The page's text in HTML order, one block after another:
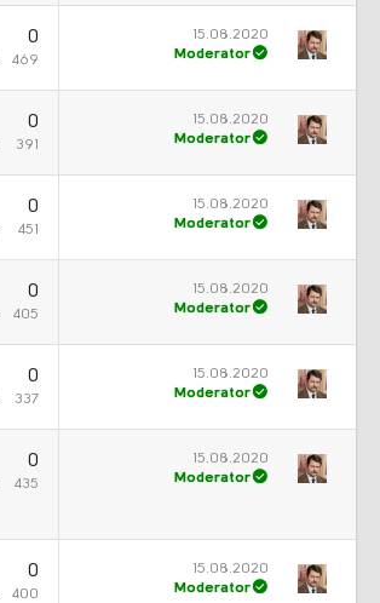
0
469
15.08.2020
Moderator
0
391
15.08.2020
Moderator
0
451
15.08.2020
Moderator
0
405
15.08.2020
Moderator
0
337
15.08.2020
Moderator
0
435
15.08.2020
Moderator
0
400
15.08.2020
Moderator